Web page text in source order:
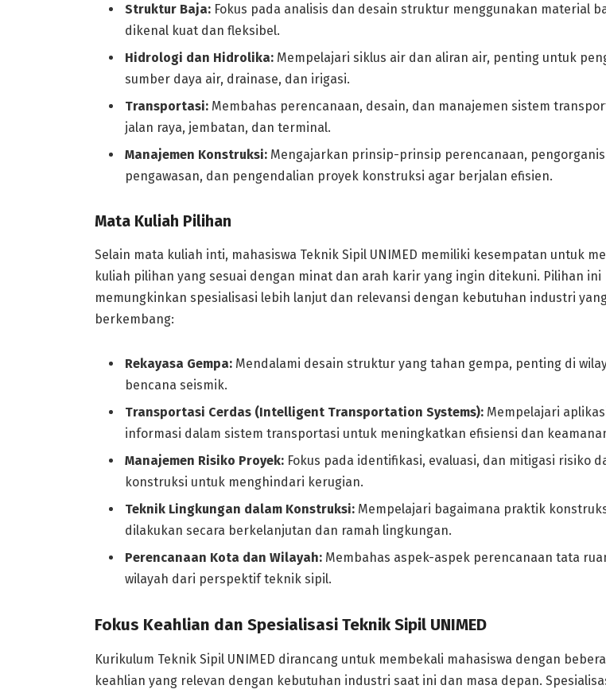
Struktur Baja:Fokus pada analisis dan desain struktur menggunakan material
dikenal kuat dan fleksibel.
Hidrologi dan Hidrolika:Mempelajari siklus air dan aliran air, penting untuk
sumber daya air, drainase, dan irigasi.
Transportasi:Membahas perencanaan, desain, dan manajemen sistem
jalan raya, jembatan, dan terminal.
Manajemen Konstruksi:Mengajarkan prinsip-prinsip perencanaan,
pengawasan, dan pengendalian proyek konstruksi agar berjalan efisien.
Mata Kuliah Pilihan
Selain mata kuliah inti, mahasiswa Teknik Sipil UNIMED memiliki kesempatan untuk
kuliah pilihan yang sesuai dengan minat dan arah karir yang ingin ditekuni. Pilihan ini
memungkinkan spesialisasi lebih lanjut dan relevansi dengan kebutuhan industri
berkembang:
Rekayasa Gempa:Mendalami desain struktur yang tahan gempa, penting di
bencana seismik.
Transportasi Cerdas (Intelligent Transportation Systems):Mempelajari
informasi dalam sistem transportasi untuk meningkatkan efisiensi dan
Manajemen Risiko Proyek:Fokus pada identifikasi, evaluasi, dan mitigasi risiko
konstruksi untuk menghindari kerugian.
Teknik Lingkungan dalam Konstruksi:Mempelajari bagaimana praktik
dilakukan secara berkelanjutan dan ramah lingkungan.
Perencanaan Kota dan Wilayah:Membahas aspek-aspek perencanaan tata
wilayah dari perspektif teknik sipil.
Fokus Keahlian dan Spesialisasi Teknik Sipil UNIMED
Kurikulum Teknik Sipil UNIMED dirancang untuk membekali mahasiswa dengan
keahlian yang relevan dengan kebutuhan industri saat ini dan masa depan.